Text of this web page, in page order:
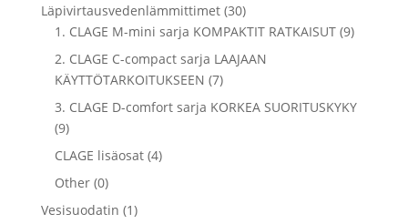
Läpivirtausvedenlämmittimet (30)
1. CLAGE M-mini sarja KOMPAKTIT RATKAISUT (9)
2. CLAGE C-compact sarja LAAJAAN
KÄYTTÖTARKOITUKSEEN (7)
3. CLAGE D-comfort sarja KORKEA SUORITUSKYKY
(9)
CLAGE lisäosat (4)
Other (0)
Vesisuodatin (1)